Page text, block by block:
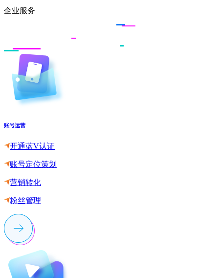
企业服务
账号运营
开通蓝V认证
账号定位策划
营销转化
粉丝管理